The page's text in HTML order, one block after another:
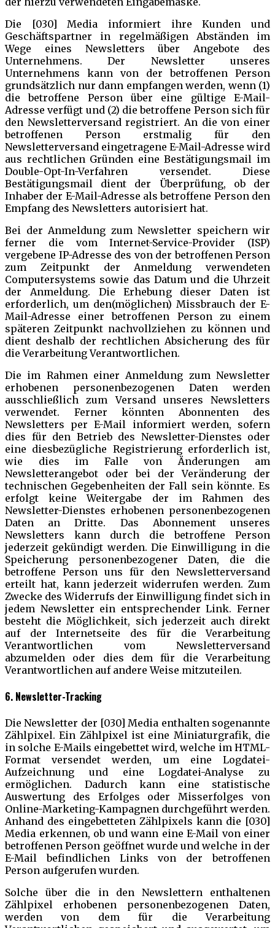
Die [030] Media informiert ihre Kunden und
Geschäftspartner in regelmäßigen Abständen im
Wege eines Newsletters über Angebote des
Unternehmens. Der Newsletter unseres
Unternehmens kann von der betroffenen Person
grundsätzlich nur dann empfangen werden, wenn (1)
die betroffene Person über eine gültige E-Mail-
Adresse verfügt und (2) die betroffene Person sich für
den Newsletterversand registriert. An die von einer
betroffenen Person erstmalig für den
Newsletterversand eingetragene E-Mail-Adresse wird
aus rechtlichen Gründen eine Bestätigungsmail im
Double-Opt-In-Verfahren versendet. Diese
Bestätigungsmail dient der Überprüfung, ob der
Inhaber der E-Mail-Adresse als betroffene Person den
Empfang des Newsletters autorisiert hat.
Bei der Anmeldung zum Newsletter speichern wir
ferner die vom Internet-Service-Provider (ISP)
vergebene IP-Adresse des von der betroffenen Person
zum Zeitpunkt der Anmeldung verwendeten
Computersystems sowie das Datum und die Uhrzeit
der Anmeldung. Die Erhebung dieser Daten ist
erforderlich, um den(möglichen) Missbrauch der E-
Mail-Adresse einer betroffenen Person zu einem
späteren Zeitpunkt nachvollziehen zu können und
dient deshalb der rechtlichen Absicherung des für
die Verarbeitung Verantwortlichen.
Die im Rahmen einer Anmeldung zum Newsletter
erhobenen personenbezogenen Daten werden
ausschließlich zum Versand unseres Newsletters
verwendet. Ferner könnten Abonnenten des
Newsletters per E-Mail informiert werden, sofern
dies für den Betrieb des Newsletter-Dienstes oder
eine diesbezügliche Registrierung erforderlich ist,
wie dies im Falle von Änderungen am
Newsletterangebot oder bei der Veränderung der
technischen Gegebenheiten der Fall sein könnte. Es
erfolgt keine Weitergabe der im Rahmen des
Newsletter-Dienstes erhobenen personenbezogenen
Daten an Dritte. Das Abonnement unseres
Newsletters kann durch die betroffene Person
jederzeit gekündigt werden. Die Einwilligung in die
Speicherung personenbezogener Daten, die die
betroffene Person uns für den Newsletterversand
erteilt hat, kann jederzeit widerrufen werden. Zum
Zwecke des Widerrufs der Einwilligung findet sich in
jedem Newsletter ein entsprechender Link. Ferner
besteht die Möglichkeit, sich jederzeit auch direkt
auf der Internetseite des für die Verarbeitung
Verantwortlichen vom Newsletterversand
abzumelden oder dies dem für die Verarbeitung
Verantwortlichen auf andere Weise mitzuteilen.
6. Newsletter-Tracking
Die Newsletter der [030] Media enthalten sogenannte
Zählpixel. Ein Zählpixel ist eine Miniaturgrafik, die
in solche E-Mails eingebettet wird, welche im HTML-
Format versendet werden, um eine Logdatei-
Aufzeichnung und eine Logdatei-Analyse zu
ermöglichen. Dadurch kann eine statistische
Auswertung des Erfolges oder Misserfolges von
Online-Marketing-Kampagnen durchgeführt werden.
Anhand des eingebetteten Zählpixels kann die [030]
Media erkennen, ob und wann eine E-Mail von einer
betroffenen Person geöffnet wurde und welche in der
E-Mail befindlichen Links von der betroffenen
Person aufgerufen wurden.
Solche über die in den Newslettern enthaltenen
Zählpixel erhobenen personenbezogenen Daten,
werden von dem für die Verarbeitung